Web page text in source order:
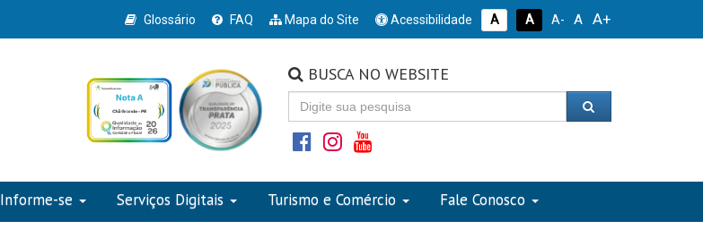
Glossário FAQ Mapa do Site Acessibilidade A A A- A A+
BUSCA NO WEBSITE
Informe-se Serviços Digitais Turismo e Comércio Fale Conosco